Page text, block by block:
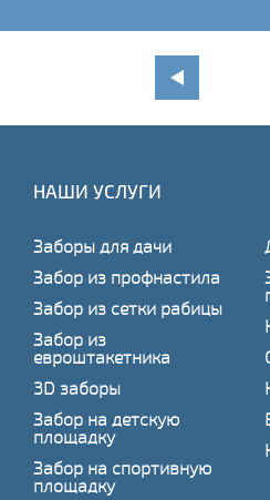
НАШИ УСЛУГИ
Заборы для дачи
Забор из профнастила
Забор из сетки рабицы
Забор из
евроштакетника
3D заборы
Забор на детскую
площадку
Забор на спортивную
площадку